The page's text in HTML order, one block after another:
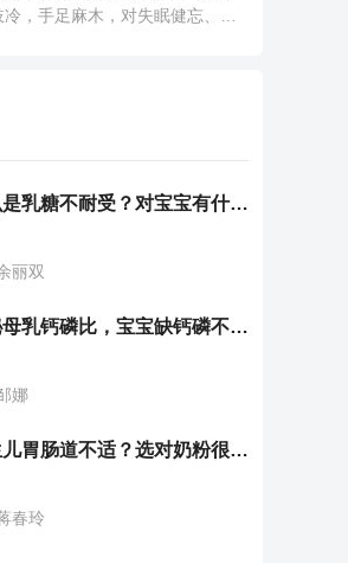
，手足麻木，对失眠健忘、神
什么是乳糖不耐受？对宝宝有什么影响？
丽双
揭秘母乳钙磷比，宝宝缺钙磷不再愁
娜
新生儿胃肠道不适？选对奶粉很重要！
春玲